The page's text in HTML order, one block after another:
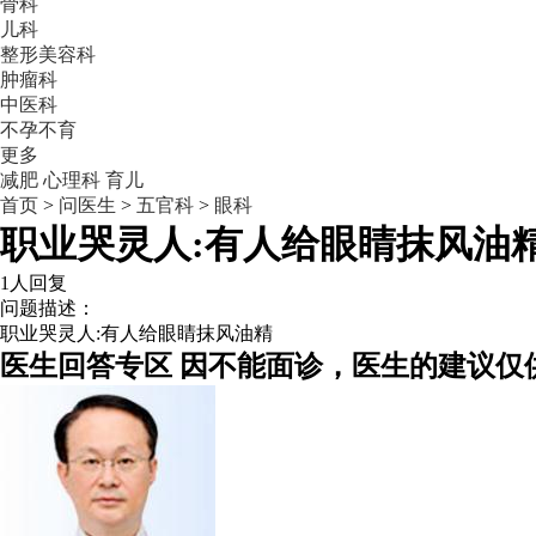
骨科
儿科
整形美容科
肿瘤科
中医科
不孕不育
更多
减肥 心理科 育儿
首页 > 问医生 > 五官科 > 眼科
职业哭灵人:有人给眼睛抹风油
1人回复
问题描述：
职业哭灵人:有人给眼睛抹风油精
医生回答专区 因不能面诊，医生的建议仅